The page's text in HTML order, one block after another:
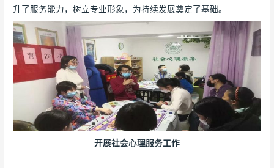
升了服务能力，树立专业形象，为持续发展奠定了基础。
开展社会心理服务工作